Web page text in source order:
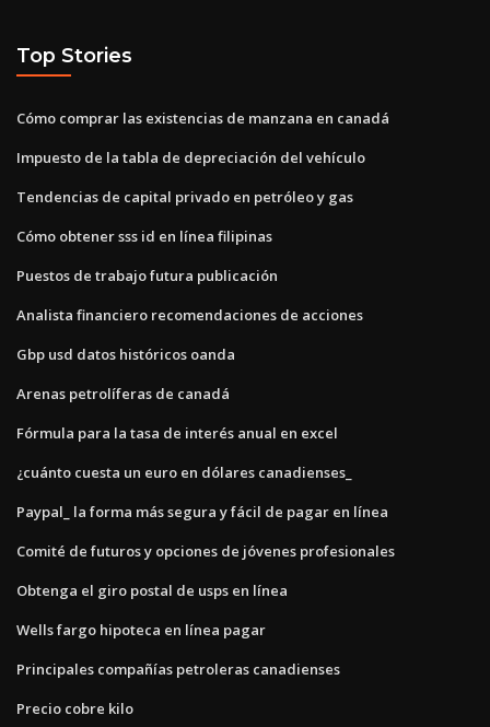
Top Stories
Cómo comprar las existencias de manzana en canadá
Impuesto de la tabla de depreciación del vehículo
Tendencias de capital privado en petróleo y gas
Cómo obtener sss id en línea filipinas
Puestos de trabajo futura publicación
Analista financiero recomendaciones de acciones
Gbp usd datos históricos oanda
Arenas petrolíferas de canadá
Fórmula para la tasa de interés anual en excel
¿cuánto cuesta un euro en dólares canadienses_
Paypal_ la forma más segura y fácil de pagar en línea
Comité de futuros y opciones de jóvenes profesionales
Obtenga el giro postal de usps en línea
Wells fargo hipoteca en línea pagar
Principales compañías petroleras canadienses
Precio cobre kilo